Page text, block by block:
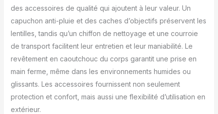
des accessoires de qualité qui ajoutent à leur valeur. Un
capuchon anti-pluie et des caches d’objectifs préservent les
lentilles, tandis qu’un chiffon de nettoyage et une courroie
de transport facilitent leur entretien et leur maniabilité. Le
revêtement en caoutchouc du corps garantit une prise en
main ferme, même dans les environnements humides ou
glissants. Les accessoires fournissent non seulement
protection et confort, mais aussi une flexibilité d’utilisation en
extérieur.